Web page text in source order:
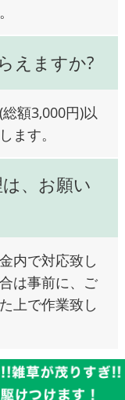
えますか?
額3,000円)以
ます。
、お願い
内で対応致し
は事前に、ご
上で作業致し